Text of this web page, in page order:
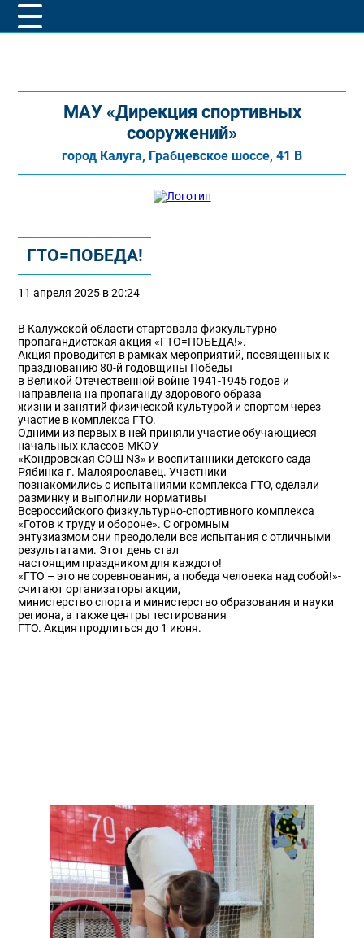
МАУ «Дирекция спортивных
сооружений»
город Калуга, Грабцевское шоссе, 41 В
ГТО=ПОБЕДА!
11 апреля 2025 в 20:24
В Калужской области стартовала физкультурно-
пропагандистская акция «ГТО=ПОБЕДА!».
Акция проводится в рамках мероприятий, посвященных к
празднованию 80-й годовщины Победы
в Великой Отечественной войне 1941-1945 годов и
направлена на пропаганду здорового образа
жизни и занятий физической культурой и спортом через
участие в комплекса ГТО.
Одними из первых в ней приняли участие обучающиеся
начальных классов МКОУ
«Кондровская СОШ N3» и воспитанники детского сада
Рябинка г. Малоярославец. Участники
познакомились с испытаниями комплекса ГТО, сделали
разминку и выполнили нормативы
Всероссийского физкультурно-спортивного комплекса
«Готов к труду и обороне». С огромным
энтузиазмом они преодолели все испытания с отличными
результатами. Этот день стал
настоящим праздником для каждого!
«ГТО – это не соревнования, а победа человека над собой!»-
считают организаторы акции,
министерство спорта и министерство образования и науки
региона, а также центры тестирования
ГТО. Акция продлиться до 1 июня.